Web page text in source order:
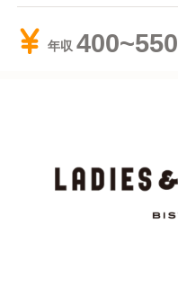
年収 400~550